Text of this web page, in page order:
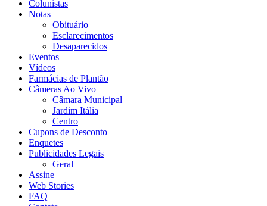
Colunistas
Notas
Obituário
Esclarecimentos
Desaparecidos
Eventos
Vídeos
Farmácias de Plantão
Câmeras Ao Vivo
Câmara Municipal
Jardim Itália
Centro
Cupons de Desconto
Enquetes
Publicidades Legais
Geral
Assine
Web Stories
FAQ